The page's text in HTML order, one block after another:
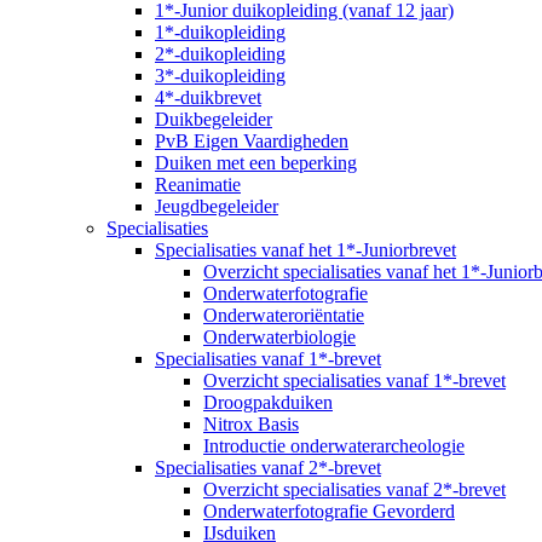
1*-Junior duikopleiding (vanaf 12 jaar)
1*-duikopleiding
2*-duikopleiding
3*-duikopleiding
4*-duikbrevet
Duikbegeleider
PvB Eigen Vaardigheden
Duiken met een beperking
Reanimatie
Jeugdbegeleider
Specialisaties
Specialisaties vanaf het 1*-Juniorbrevet
Overzicht specialisaties vanaf het 1*-
Onderwaterfotografie
Onderwateroriëntatie
Onderwaterbiologie
Specialisaties vanaf 1*-brevet
Overzicht specialisaties vanaf 1*-brevet
Droogpakduiken
Nitrox Basis
Introductie onderwaterarcheologie
Specialisaties vanaf 2*-brevet
Overzicht specialisaties vanaf 2*-brevet
Onderwaterfotografie Gevorderd
IJsduiken